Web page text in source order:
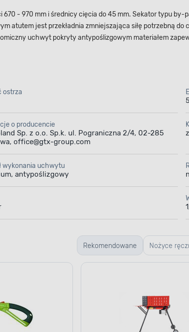
670 - 970 mm i średnicy cięcia do 45 mm. Sekator typu
atutem jest przekładnia zmniejszająca siłę potrzebną
uchwyt pokryty antypoślizgowym materiałem
ostrza
o producencie
Sp. z o.o. Sp.k. ul. Pograniczna 2/4, 02-285
office@gtx-group.com
wykonania uchwytu
antypoślizgowy
Rekomendowane Nożyce